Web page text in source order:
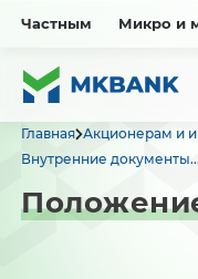
Частным Микро и
Главная Акционерам и
Внутренние